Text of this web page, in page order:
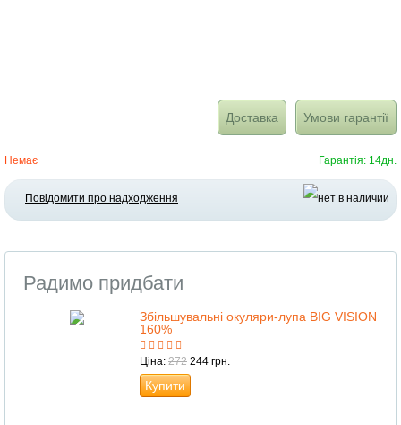
Доставка Умови гарантії
Немає Гарантія: 14дн.
Повідомити про надходження
Радимо придбати
Збільшувальні окуляри-лупа BIG VISION
160%
Ціна: 272 244 грн.
Купити